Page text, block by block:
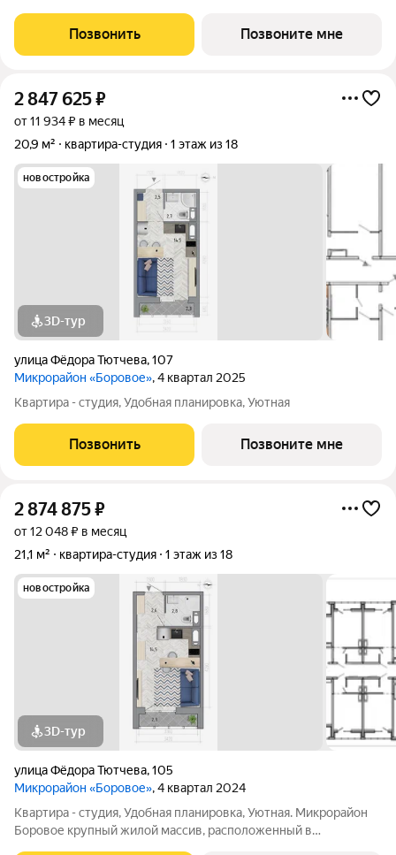
города Воронежа. Жилой комплекс располагает собственной
инфраструктурой и сервисами и
Позвонить Позвоните мне
2 847 625₽
от 11 934 ₽ в месяц
20,9 м²
квартира-студия 1 этаж из 18
новостройка
3D-тур
улица Фёдора Тютчева,107
Микрорайон «Боровое», 4 квартал 2025
Квартира - студия, Удобная планировка, Уютная
Позвонить Позвоните мне
2 874 875₽
от 12 048 ₽ в месяц
21,1 м²
квартира-студия 1 этаж из 18
новостройка
3D-тур
улица Фёдора Тютчева,105
Микрорайон «Боровое», 4 квартал 2024
Квартира - студия, Удобная планировка, Уютная. Микрорайон
Боровое крупный жилой массив, расположенный в